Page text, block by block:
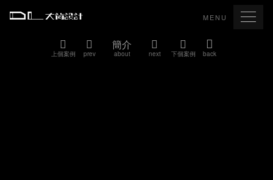
MENU
上個案例 prev
簡介
about next 下個案例 back